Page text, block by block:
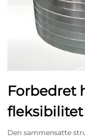
Forbedret
fleksibilitet
Den sammensatte